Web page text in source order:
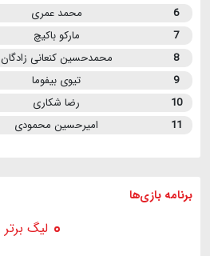
6
محمد عمری
7
مارکو باکیچ
8
محمدحسین کنعانی زادگان
9
تیوی بیفوما
10
رضا شکاری
11
امیرحسین محمودی
برنامه بازی ها
لیگ برتر